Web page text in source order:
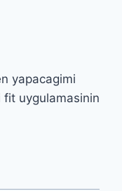
yapacagimi
fit uygulamasinin